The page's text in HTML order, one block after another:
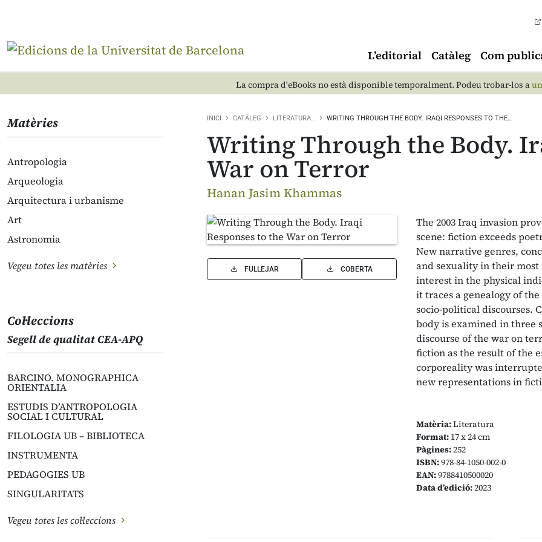
L’editorial Catàleg Com
La compra d'eBooks no està disponible temporalment. Podeu trobar-los a
Matèries
Antropologia
Arqueologia
Arquitectura i urbanisme
Art
Astronomia
Vegeu totes les matèries
Col·leccions
Segell de qualitat CEA-APQ
BARCINO. MONOGRAPHICA
ORIENTALIA
ESTUDIS D’ANTROPOLOGIA
SOCIAL I CULTURAL
FILOLOGIA UB – BIBLIOTECA
INSTRUMENTA
PEDAGOGIES UB
SINGULARITATS
Vegeu totes les col·leccions
INICI CATÀLEG LITERATURA… WRITING THROUGH THE BODY. IRAQI RESPONSES TO THE…
Writing Through the Body.
War on Terror
Hanan Jasim Khammas
FULLEJAR COBERTA
The 2003 Iraq invasion
scene: fiction exceeds
New narrative genres,
and sexuality in their most
interest in the physical
it traces a genealogy of
socio-political discourses.
body is examined in three
discourse of the war on
fiction as the result of the
corporeality was
new representations in
Matèria:Literatura
Format: 17 x 24 cm
Pàgines:252
ISBN:978-84-1050-002-0
EAN:9788410500020
Data d’edició:2023